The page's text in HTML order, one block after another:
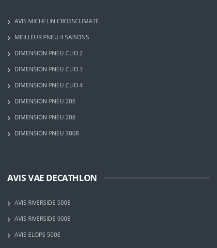
AVIS MICHELIN CROSSCLIMATE
MEILLEUR PNEU 4 SAISONS
DIMENSION PNEU CLIO 2
DIMENSION PNEU CLIO 3
DIMENSION PNEU CLIO 4
DIMENSION PNEU 206
DIMENSION PNEU 208
DIMENSION PNEU 3008
AVIS VAE DECATHLON
AVIS RIVERSIDE 500E
AVIS RIVERSIDE 900E
AVIS ELOPS 500E